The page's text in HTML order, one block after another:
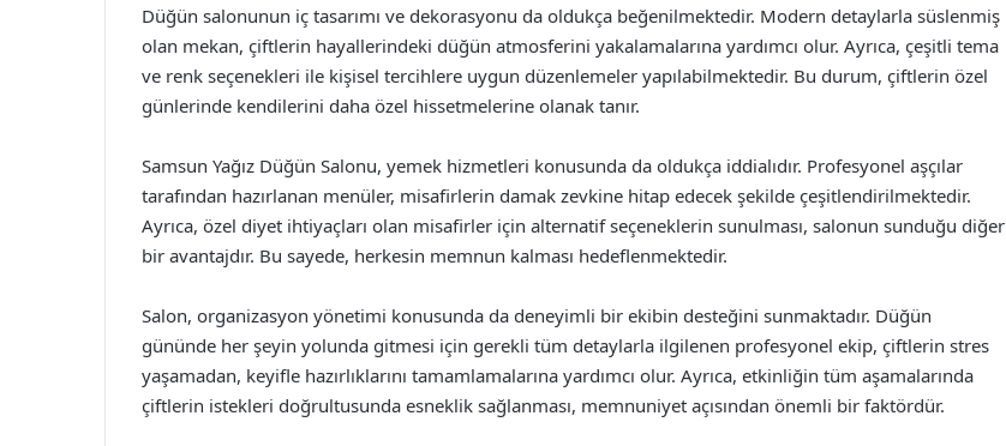
Düğün salonunun iç tasarımı ve dekorasyonu da oldukça beğenilmektedir. Modern detaylarla süslenmiş
olan mekan, çiftlerin hayallerindeki düğün atmosferini yakalamalarına yardımcı olur. Ayrıca, çeşitli tema
ve renk seçenekleri ile kişisel tercihlere uygun düzenlemeler yapılabilmektedir. Bu durum, çiftlerin özel
günlerinde kendilerini daha özel hissetmelerine olanak tanır.
Samsun Yağız Düğün Salonu, yemek hizmetleri konusunda da oldukça iddialıdır. Profesyonel aşçılar
tarafından hazırlanan menüler, misafirlerin damak zevkine hitap edecek şekilde çeşitlendirilmektedir.
Ayrıca, özel diyet ihtiyaçları olan misafirler için alternatif seçeneklerin sunulması, salonun sunduğu diğer
bir avantajdır. Bu sayede, herkesin memnun kalması hedeflenmektedir.
Salon, organizasyon yönetimi konusunda da deneyimli bir ekibin desteğini sunmaktadır. Düğün
gününde her şeyin yolunda gitmesi için gerekli tüm detaylarla ilgilenen profesyonel ekip, çiftlerin stres
yaşamadan, keyifle hazırlıklarını tamamlamalarına yardımcı olur. Ayrıca, etkinliğin tüm aşamalarında
çiftlerin istekleri doğrultusunda esneklik sağlanması, memnuniyet açısından önemli bir faktördür.